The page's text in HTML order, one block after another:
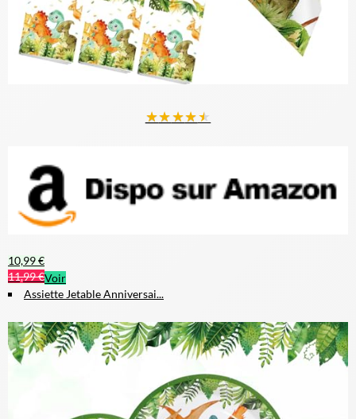
★★★★★
10,99 €
11,99 €Voir
Assiette Jetable Anniversai...